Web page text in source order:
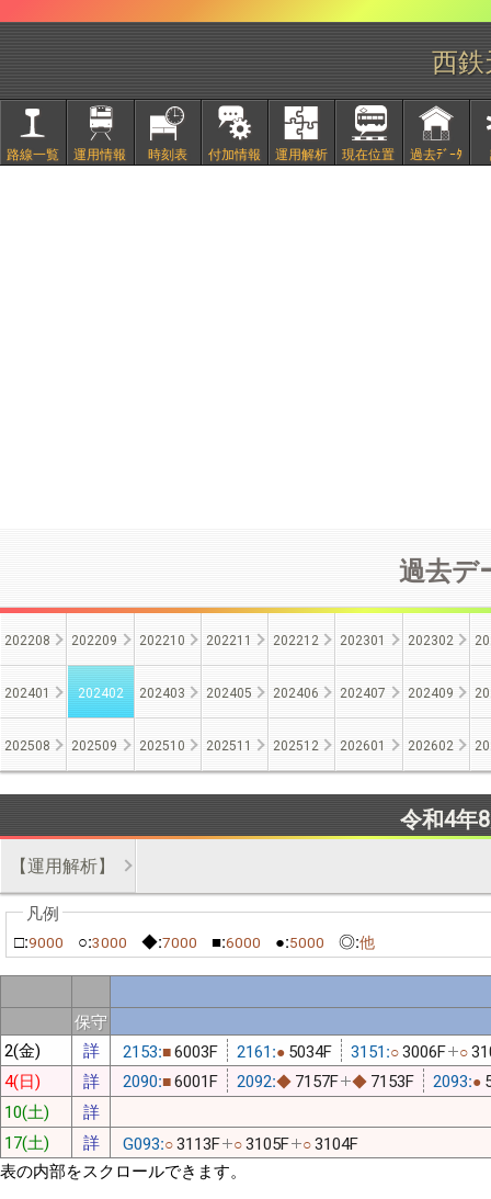
西
路線一覧 運用情報 時刻表 付加情報 運用解析 現在位置 過去ﾃﾞｰﾀ
過去デ
202208 202209 202210 202211 202212 202301 202302
202401 202402 202403 202405 202406 202407 202409
202508 202509 202510 202511 202512 202601 202602
令和4年
【運用解析】
□:9000 ○:3000 ◆:7000 ■:6000 ●:5000 ◎:他
保守
2(金)
詳 2153:■6003F 2161:● 5034F 3151:○3006F ○
4(日)
詳 2090:■6001F 2092:◆ 7157F ◆ 7153F 2093:●
10(土)
詳
17(土)
詳 G093:○3113F ○3105F ○3104F
表の内部をスクロールできます。